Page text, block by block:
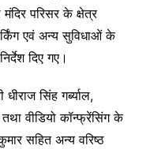
परिसर के क्षेत्र
एवं अन्य सुविधाओं के
दिए गए।
सिंह गर्ब्याल,
वीडियो कॉन्फ्रेंसिंग के
सहित अन्य वरिष्ठ